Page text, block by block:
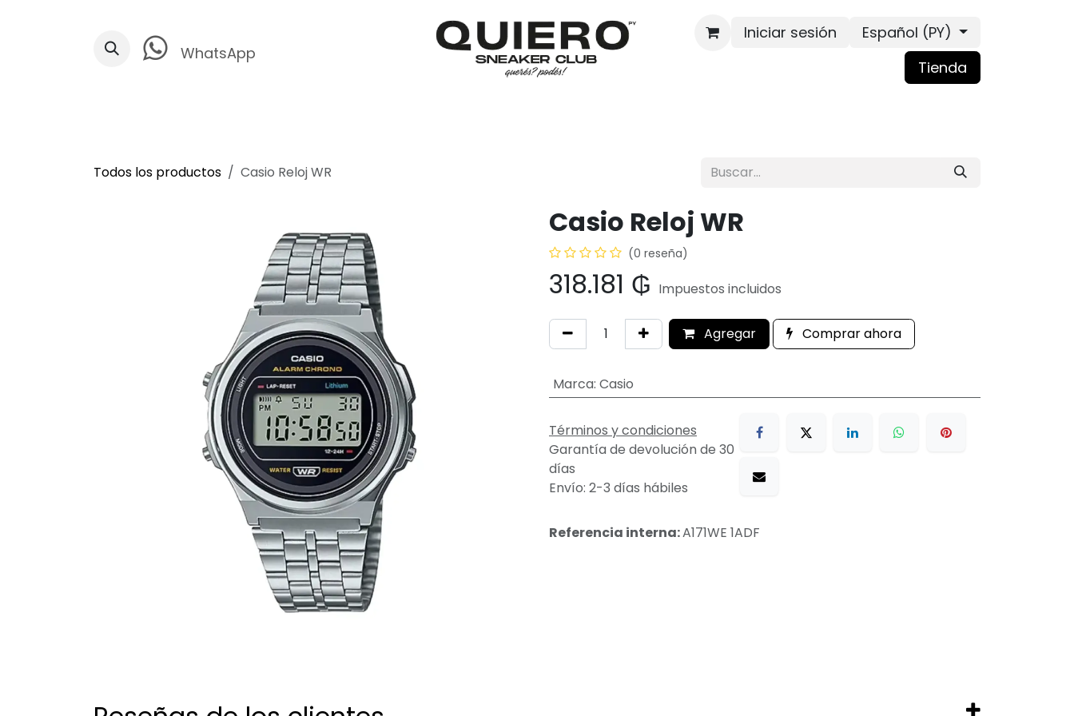
WhatsApp
Iniciar sesión
Español (PY)
Tienda
Todos los productos Casio Reloj WR
Casio Reloj WR
(0 reseña)
318.181 ₲ Impuestos incluidos
Agregar Comprar ahora
Marca: Casio
Términos y condiciones
Garantía de devolución de 30
días
Envío: 2-3 días hábiles
Referencia interna:A171WE 1ADF